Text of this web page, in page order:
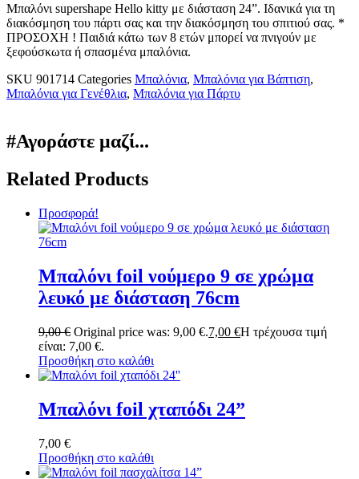
Μπαλόνι supershape Hello kitty με διάσταση 24”. Ιδανικά για τη
διακόσμηση του πάρτι σας και την διακόσμηση του σπιτιού σας. *
ΠΡΟΣΟΧΗ ! Παιδιά κάτω των 8 ετών μπορεί να πνιγούν με
ξεφούσκωτα ή σπασμένα μπαλόνια.
SKU 901714 Categories Μπαλόνια, Μπαλόνια για Βάπτιση,
Μπαλόνια για Γενέθλια, Μπαλόνια για Πάρτυ
#Αγοράστε μαζί...
Related Products
Προσφορά!
Μπαλόνι foil νούμερο 9 σε χρώμα
λευκό με διάσταση 76cm
9,00€ Original price was: 9,00 €.7,00 €Η τρέχουσα τιμή
είναι: 7,00 €.
Προσθήκη στο καλάθι
Μπαλόνι foil χταπόδι 24”
7,00 €
Προσθήκη στο καλάθι